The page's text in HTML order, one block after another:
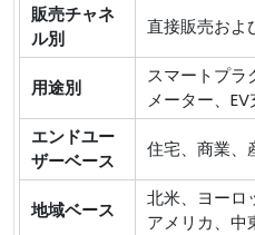
販売チャネ
ル別
直接販売およ
用途別
スマートプラ
メーター、
エンドユー
ザーベース
住宅、商業、
地域ベース
北米、ヨーロ
アメリカ、中